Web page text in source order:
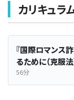
カリキュラ
『国際ロマンス
るために（克服法
56分